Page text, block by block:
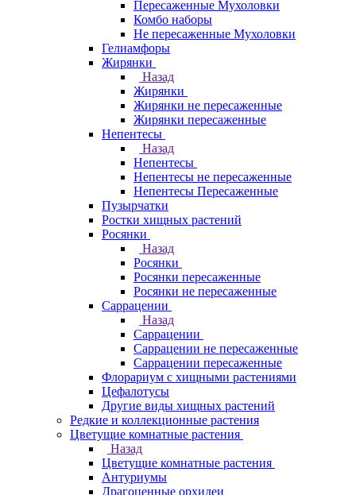
Пересаженные Мухоловки
Комбо наборы
Не пересаженные Мухоловки
Гелиамфоры
Жирянки
Назад
Жирянки
Жирянки не пересаженные
Жирянки пересаженные
Непентесы
Назад
Непентесы
Непентесы не пересаженные
Непентесы Пересаженные
Пузырчатки
Ростки хищных растений
Росянки
Назад
Росянки
Росянки пересаженные
Росянки не пересаженные
Саррацении
Назад
Саррацении
Саррацении не пересаженные
Саррацении пересаженные
Флорариум с хищными растениями
Цефалотусы
Другие виды хищных растений
Редкие и коллекционные растения
Цветущие комнатные растения
Назад
Цветущие комнатные растения
Антуриумы
Драгоценные орхидеи